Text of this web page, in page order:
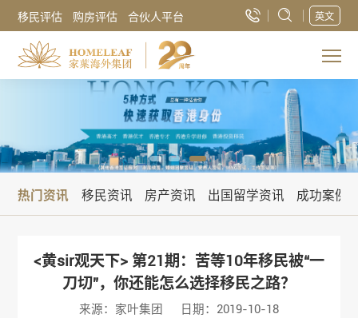
移民评估 购房评估 合伙人平台 英文
热门资讯 移民资讯 房产资讯 出国留学资讯 成功案例
<黄sir观天下> 第21期：苦等10年移民被“一
刀切”，你还能怎么选择移民之路？
来源：家叶集团 日期：2019-10-18